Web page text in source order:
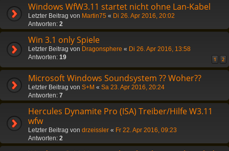
Windows WfW3.11 startet nicht ohne Lan-Kabel
Letzter Beitrag von Martin75 « Di 26. Apr 2016, 20:02
Antworten: 2
Win 3.1 only Spiele
Letzter Beitrag von Dragonsphere « Di 26. Apr 2016, 13:58
Antworten: 19 1 2
Microsoft Windows Soundsystem ?? Woher??
Letzter Beitrag von S+M « Sa 23. Apr 2016, 20:24
Antworten: 7
Hercules Dynamite Pro (ISA) Treiber/Hilfe W3.11
wfw
Letzter Beitrag von drzeissler « Fr 22. Apr 2016, 09:23
Antworten: 2